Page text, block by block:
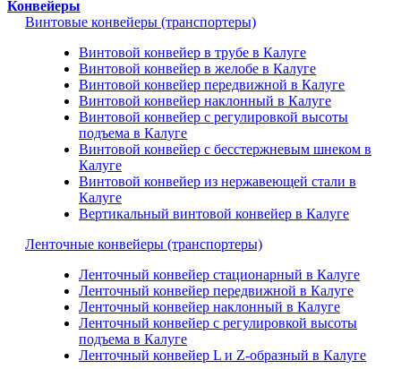
Конвейеры
Винтовые конвейеры (транспортеры)
Винтовой конвейер в трубе в Калуге
Винтовой конвейер в желобе в Калуге
Винтовой конвейер передвижной в Калуге
Винтовой конвейер наклонный в Калуге
Винтовой конвейер с регулировкой высоты
подъема в Калуге
Винтовой конвейер с бесстержневым шнеком в
Калуге
Винтовой конвейер из нержавеющей стали в
Калуге
Вертикальный винтовой конвейер в Калуге
Ленточные конвейеры (транспортеры)
Ленточный конвейер стационарный в Калуге
Ленточный конвейер передвижной в Калуге
Ленточный конвейер наклонный в Калуге
Ленточный конвейер с регулировкой высоты
подъема в Калуге
Ленточный конвейер L и Z-образный в Калуге